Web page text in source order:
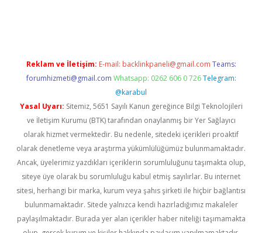
Reklam ve İletişim: E-mail: backlinkpaneli@gmail.com Teams:
forumhizmeti@gmail.com Whatsapp: 0262 606 0 726 Telegram:
@karabul
Yasal Uyarı: Sitemiz, 5651 Sayılı Kanun gereğince Bilgi Teknolojileri
ve İletişim Kurumu (BTK) tarafından onaylanmış bir Yer Sağlayıcı
olarak hizmet vermektedir. Bu nedenle, sitedeki içerikleri proaktif
olarak denetleme veya araştırma yükümlülüğümüz bulunmamaktadır.
Ancak, üyelerimiz yazdıkları içeriklerin sorumluluğunu taşımakta olup,
siteye üye olarak bu sorumluluğu kabul etmiş sayılırlar. Bu internet
sitesi, herhangi bir marka, kurum veya şahıs şirketi ile hiçbir bağlantısı
bulunmamaktadır. Sitede yalnızca kendi hazırladığımız makaleler
paylaşılmaktadır. Burada yer alan içerikler haber niteliği taşımamakta